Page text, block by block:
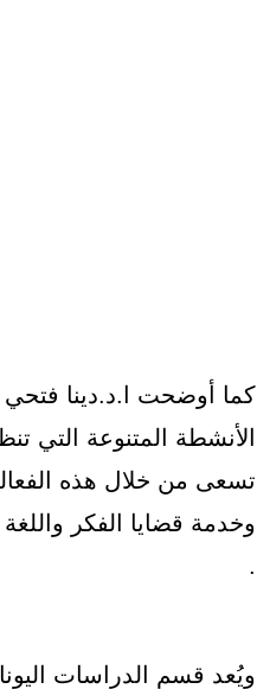
كما أوضحت ا.د.دينا فتحي
الأنشطة المتنوعة التي
تسعى من خلال هذه
وخدمة قضايا الفكر
.
ويُعد قسم الدراسات